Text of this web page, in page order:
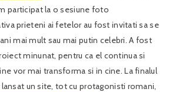
participat la o sesiune foto
prieteni ai fetelor au fost invitati sa se
mai mult sau mai putin celebri. A fost
minunat, pentru ca el continua si
vor mai transforma si in cine. La finalul
lansat un site, tot cu protagonisti romani,